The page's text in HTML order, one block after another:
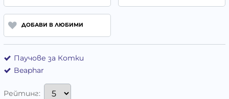
ДОБАВИ В ЛЮБИМИ
Паучове за Котки
Beaphar
Рейтинг: